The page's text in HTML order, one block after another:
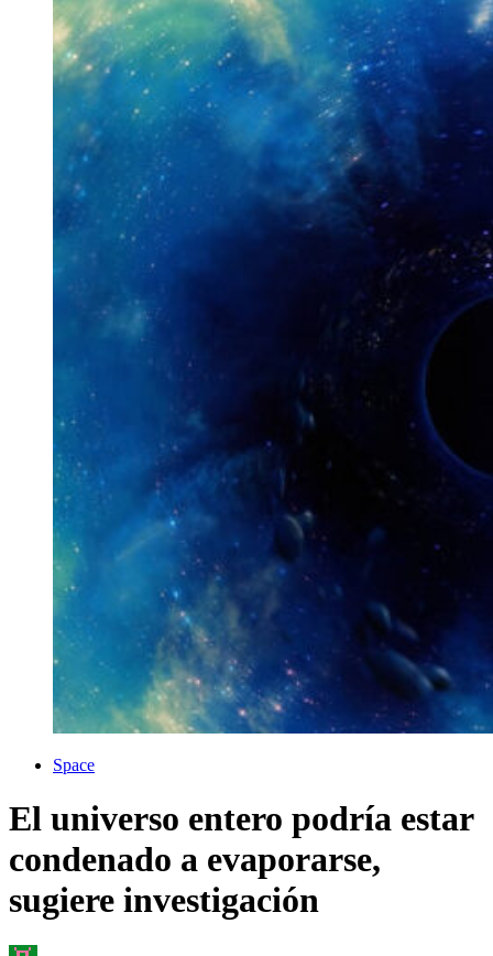
Space
El universo entero podría estar
condenado a evaporarse,
sugiere investigación